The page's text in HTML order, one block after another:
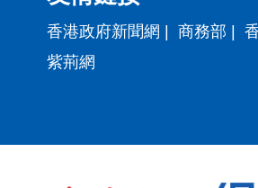
香港政府新聞網 | 商務部 |
紫荊網